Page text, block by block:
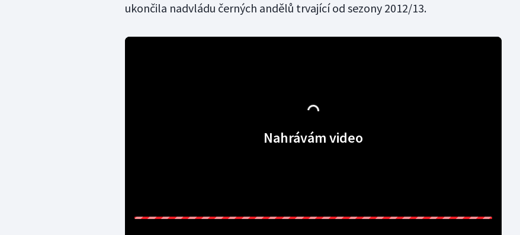
ukončila nadvládu černých andělů trvající od sezony 2012/13.
Nahrávám video